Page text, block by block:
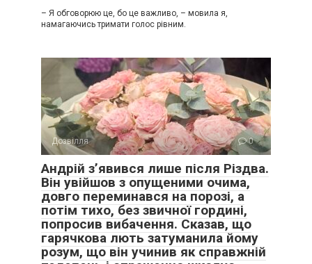
– Я обговорюю це, бо це важливо, – мовила я,
намагаючись тримати голос рівним.
Дозвілля 0
Андрій з’явився лише після Різдва.
Він увійшов з опущеними очима,
довго переминався на порозі, а
потім тихо, без звичної гордині,
попросив вибачення. Сказав, що
гарячкова лють затуманила йому
розум, що він учинив як справжній